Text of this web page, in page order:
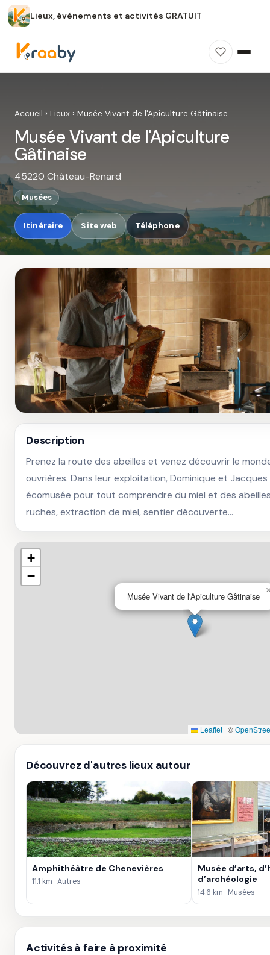
Lieux, événements et activités GRATUIT
Photos, avis, carte et accès : découvrez ce
spot dans Kraaby.
Ouvrir dans Kraaby
Accueil › Lieux › Musée Vivant de l'Apiculture Gâtinaise
Musée Vivant de l'Apiculture
Gâtinaise
45220 Château-Renard
Musées
Itinéraire Site web Téléphone
Description
Prenez la route des abeilles et venez découvrir le
ouvrières. Dans leur exploitation, Dominique et
écomusée pour tout comprendre du miel et des
ruches, extraction de miel, sentier découverte…
Musée Vivant de l'Apiculture Gâtinaise
+
−
Leaflet | ©
Découvrez d'autres lieux autour
Amphithéâtre de Chenevières
11.1 km · Autres
Musée d’arts,
d’archéologie
14.6 km · Musées
Activités à faire à proximité